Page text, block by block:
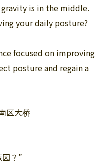
is in the middle.
your daily posture?
focused on improving
posture and regain a
区大桥
？”